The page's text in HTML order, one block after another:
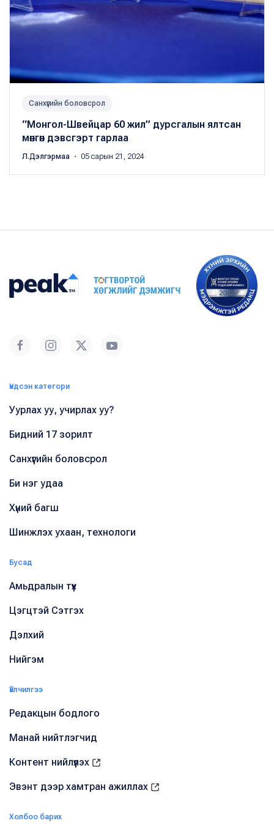
Санхүүгийн боловсрол
“Монгол-Швейцар 60 жил” дурсгалын ялтсан
мөнгөн дэвсгэрт гарлаа
Л.Дэлгэрмаа ・ 05 сарын 21, 2024
Үндсэн категори
Уурлах уу, учирлах уу?
Бидний 17 зорилт
Санхүүгийн боловсрол
Би нэг удаа
Хүний багш
Шинжлэх ухаан, технологи
Бусад
Амьдралын түүх
Цэгцтэй Сэтгэх
Дэлхий
Нийгэм
Үйлчилгээ
Редакцын бодлого
Манай нийтлэгчид
Контент нийлүүлэх
Эвэнт дээр хамтран ажиллах
Холбоо барих